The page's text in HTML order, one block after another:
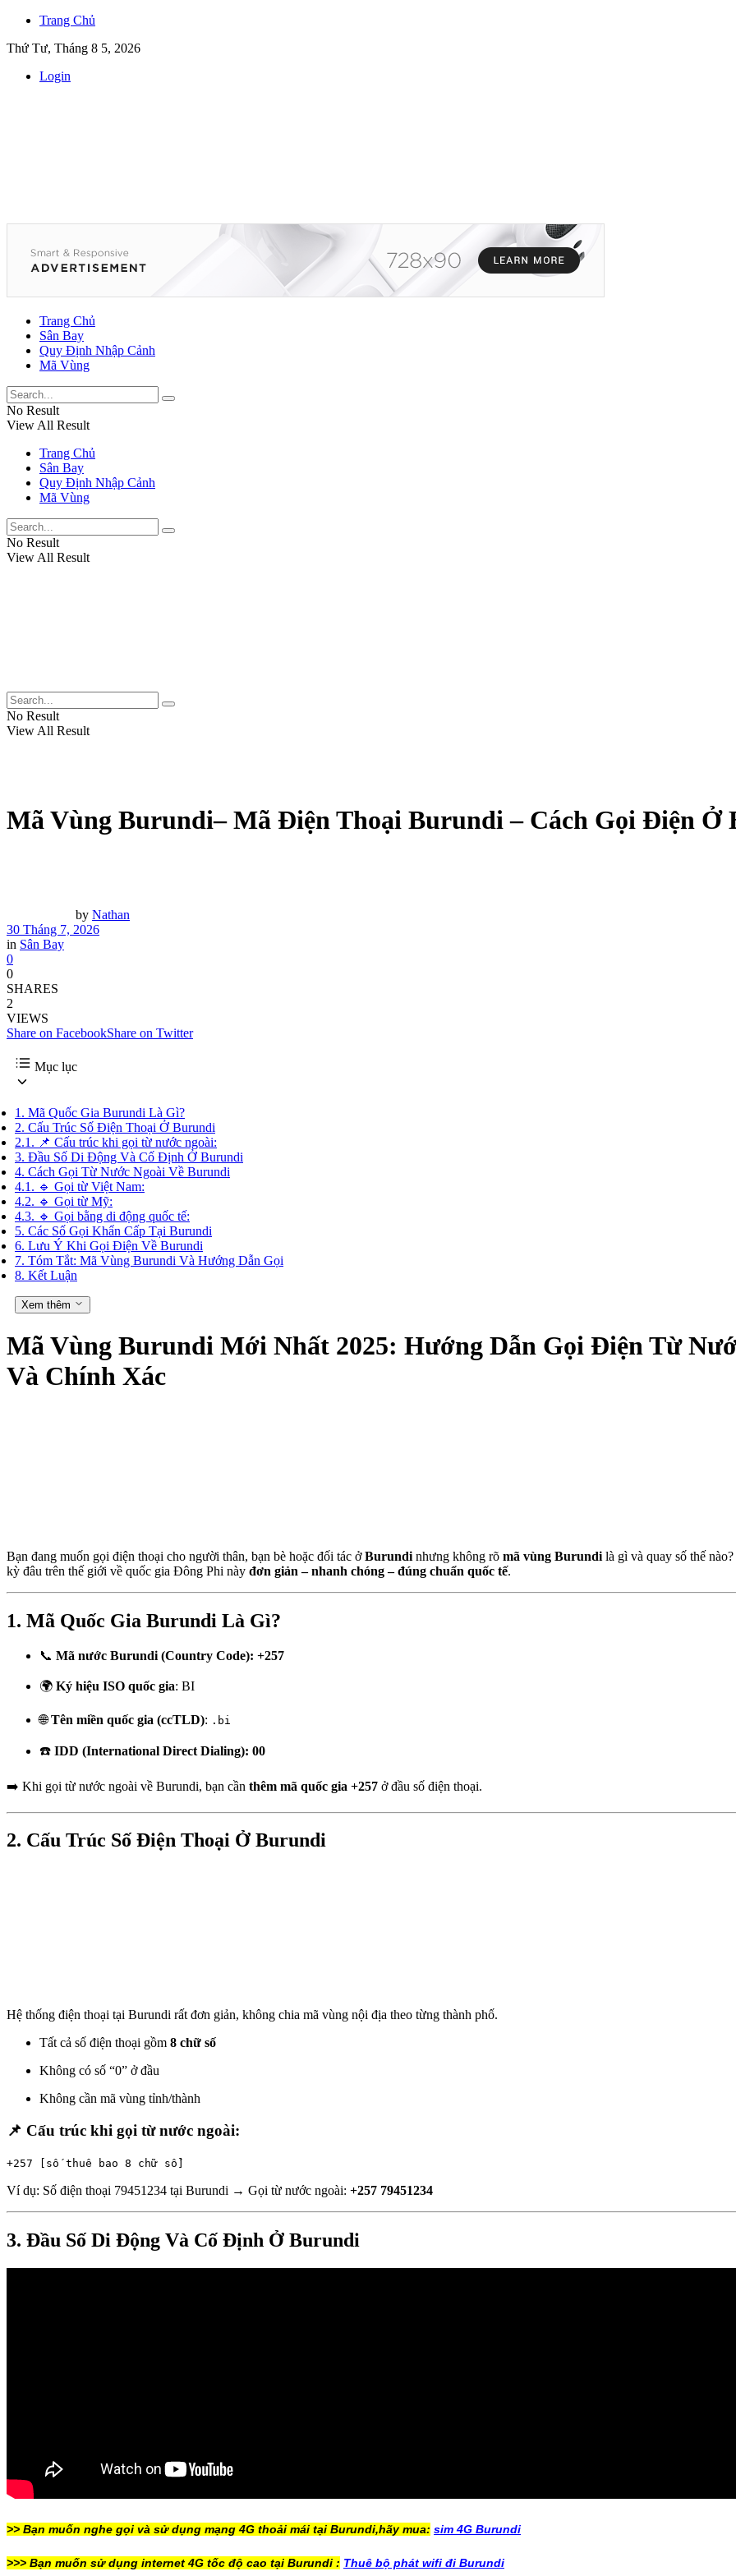
Trang Chủ
Thứ Tư, Tháng 8 5, 2026
Login
Trang Chủ
Sân Bay
Quy Định Nhập Cảnh
Mã Vùng
No Result
View All Result
Trang Chủ
Sân Bay
Quy Định Nhập Cảnh
Mã Vùng
No Result
View All Result
No Result
View All Result
Mã Vùng Burundi– Mã Điện Thoại Burundi – Cách Gọi Điện Ở
by Nathan
30 Tháng 7, 2026
in Sân Bay
0
0
SHARES
2
VIEWS
Share on FacebookShare on Twitter
Mục lục
1. Mã Quốc Gia Burundi Là Gì?
2. Cấu Trúc Số Điện Thoại Ở Burundi
2.1. 📌 Cấu trúc khi gọi từ nước ngoài:
3. Đầu Số Di Động Và Cố Định Ở Burundi
4. Cách Gọi Từ Nước Ngoài Về Burundi
4.1. 🔹 Gọi từ Việt Nam:
4.2. 🔹 Gọi từ Mỹ:
4.3. 🔹 Gọi bằng di động quốc tế:
5. Các Số Gọi Khẩn Cấp Tại Burundi
6. Lưu Ý Khi Gọi Điện Về Burundi
7. Tóm Tắt: Mã Vùng Burundi Và Hướng Dẫn Gọi
8. Kết Luận
Xem thêm
Mã Vùng Burundi Mới Nhất 2025: Hướng Dẫn Gọi Điện Từ
Và Chính Xác
Bạn đang muốn gọi điện thoại cho người thân, bạn bè hoặc đối tác ởBurundi nhưng không rõ mã vùng Burundi là gì và quay số thế
kỳ đâu trên thế giới về quốc gia Đông Phi này đơn giản – nhanh chóng – đúng chuẩn quốc tế.
1. Mã Quốc Gia Burundi Là Gì?
📞 Mã nước Burundi (Country Code): +257
🌍 Ký hiệu ISO quốc gia: BI
🌐Tên miền quốc gia (ccTLD): .bi
☎️ IDD (International Direct Dialing): 00
➡️ Khi gọi từ nước ngoài về Burundi, bạn cần thêm mã quốc gia +257 ở đầu số điện thoại.
2. Cấu Trúc Số Điện Thoại Ở Burundi
Hệ thống điện thoại tại Burundi rất đơn giản, không chia mã vùng nội địa theo từng thành phố.
Tất cả số điện thoại gồm 8 chữ số
Không có số “0” ở đầu
Không cần mã vùng tỉnh/thành
📌 Cấu trúc khi gọi từ nước ngoài:
+257 [số thuê bao 8 chữ số]
Ví dụ: Số điện thoại 79451234 tại Burundi → Gọi từ nước ngoài: +257 79451234
3. Đầu Số Di Động Và Cố Định Ở Burundi
>> Bạn muốn nghe gọi và sử dụng mạng 4G thoải mái tại Burundi,hãy mua: sim 4G Burundi
>>> Bạn muốn sử dụng internet 4G tốc độ cao tại Burundi : Thuê bộ phát wifi đi Burundi